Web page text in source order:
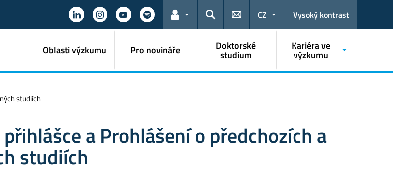
Odkazy pro uživatele
Hledat
CZ Vysoký kontrast
Oblasti výzkumu Pro novináře Doktorské
studium
Kariéra ve
výzkumu
studiích
a Prohlášení o předchozích a
studiích